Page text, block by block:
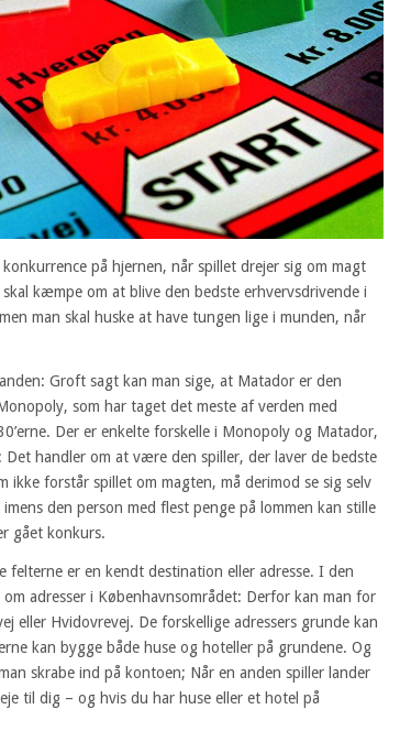
på hjernen, når spillet drejer sig om magt
kæmpe om at blive den bedste erhvervsdrivende i
man skal huske at have tungen lige i munden, når
Groft sagt kan man sige, at Matador er den
som har taget det meste af verden med
Der er enkelte forskelle i Monopoly og Matador,
handler om at være den spiller, der laver de bedste
ikke forstår spillet om magten, må derimod se sig selv
den person med flest penge på lommen kan stille
gået konkurs.
felterne er en kendt destination eller adresse. I den
adresser i Københavnsområdet: Derfor kan man for
eller Hvidovrevej. De forskellige adressers grunde kan
kan bygge både huse og hoteller på grundene. Og
skrabe ind på kontoen; Når en anden spiller lander
til dig – og hvis du har huse eller et hotel på